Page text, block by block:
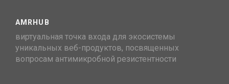
AMRHUB
виртуальная точка входа для экосистемы
уникальных веб-продуктов, посвященных
вопросам антимикробной резистентности